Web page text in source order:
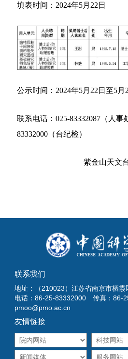
填表时间：2024年5月22日
公示时间：2024年5月22日至5月
联系电话：025-83332087（人事
83332000（台纪检）
紫金山天文
联系我们
地址：（210023）江苏省南京市栖霞
电话：86-25-83332000 传真：86-
pmoo@pmo.ac.cn
友情链接